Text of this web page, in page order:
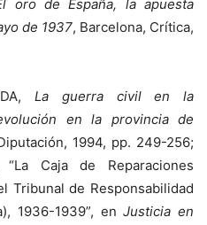
oro de España, la apuesta
de 1937, Barcelona, Crítica,
La guerra civil en la
en la provincia de
1994, pp. 249-256;
Caja de Reparaciones
Tribunal de Responsabilidad
1936-1939”, enJusticia en